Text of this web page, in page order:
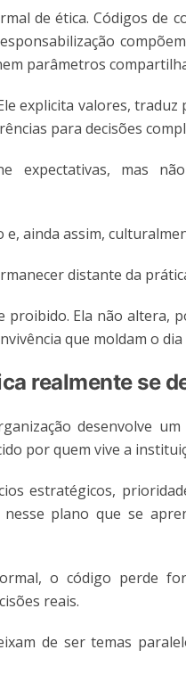
de ética. Códigos de
parâmetros
explicita valores, traduz
para decisões
mas não
ainda assim,
distante da
Ela não altera,
que moldam o
realmente se
desenvolve
por quem vive a
estratégicos,
plano que se
o código perde
reais.
de ser temas